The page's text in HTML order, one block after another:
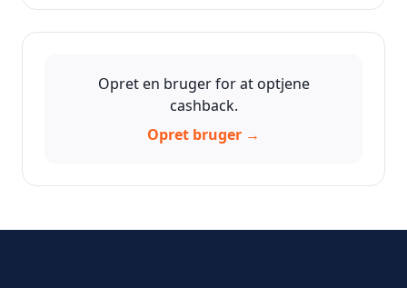
Opret en bruger for at optjene
cashback.
Opret bruger →